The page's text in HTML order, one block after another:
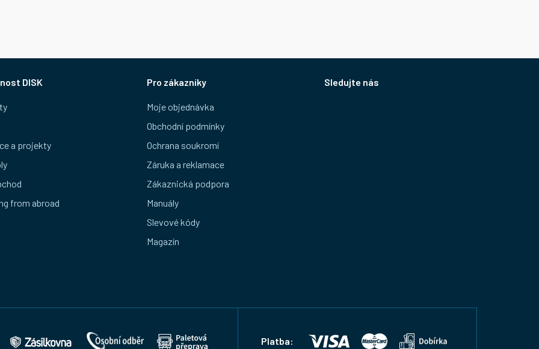
DISK
a projekty
from abroad
Pro zákazníky
Moje objednávka
Obchodní podmínky
Ochrana soukromí
Záruka a reklamace
Zákaznická podpora
Manuály
Slevové kódy
Magazín
Sledujte nás
Platba: